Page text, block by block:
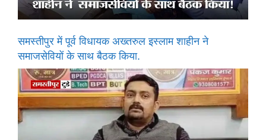
समस्तीपुर में पूर्व विधायक अख्तरुल इस्लाम शाहीन ने
समाजसेवियों के साथ बैठक किया.